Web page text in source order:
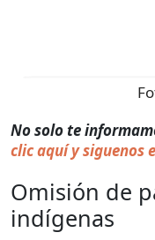
No solo te
clic aquí y siguenos
Omisión de
indígenas